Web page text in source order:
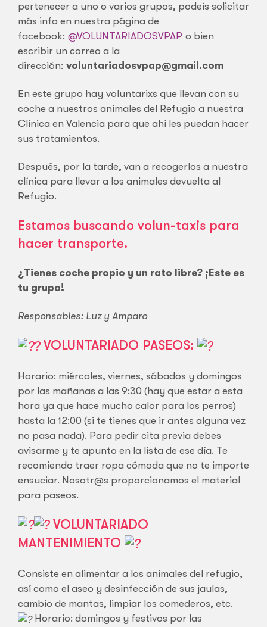
pertenecer a uno o varios grupos, podeís solicitar
más info en nuestra página de
facebook: @VOLUNTARIADOSVPAP o bien
escribir un correo a la
dirección: voluntariadosvpap@gmail.com
En este grupo hay voluntarixs que llevan con su
coche a nuestros animales del Refugio a nuestra
Clinica en Valencia para que ahí les puedan hacer
sus tratamientos.
Después, por la tarde, van a recogerlos a nuestra
clínica para llevar a los animales devuelta al
Refugio.
Estamos buscando volun-taxis para
hacer transporte.
¿Tienes coche propio y un rato libre? ¡Este es
tu grupo!
Responsables: Luz y Amparo
VOLUNTARIADO PASEOS:
Horario: miércoles, viernes, sábados y domingos
por las mañanas a las 9:30 (hay que estar a esta
hora ya que hace mucho calor para los perros)
hasta la 12:00 (si te tienes que ir antes alguna vez
no pasa nada). Para pedir cita previa debes
avisarme y te apunto en la lista de ese día. Te
recomiendo traer ropa cómoda que no te importe
ensuciar. Nosotr@s proporcionamos el material
para paseos.
VOLUNTARIADO
MANTENIMIENTO
Consiste en alimentar a los animales del refugio,
así como el aseo y desinfección de sus jaulas,
cambio de mantas, limpiar los comederos, etc.
Horario: domingos y festivos por las